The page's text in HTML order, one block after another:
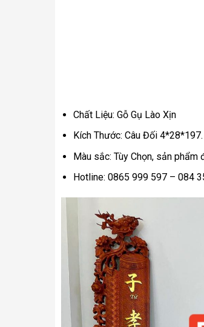
Chất Liệu: Gỗ Gụ Lào Xịn
Kích Thước: Câu Đối
Màu sắc: Tùy Chọn, sản
Hotline: 0865 999 597 – 084